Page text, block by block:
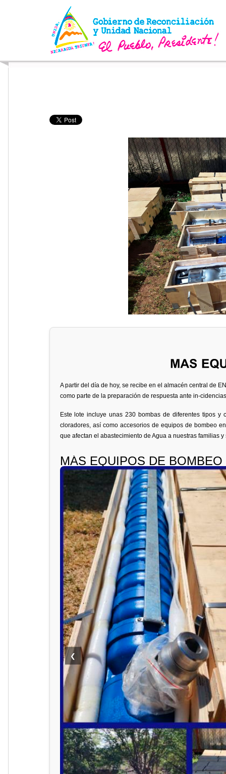
A partir del día de hoy, se recibe en el almacén central de
como parte de la preparación de respuesta ante in-
Este lote incluye unas 230 bombas de diferentes tipos y
cloradores, así como accesorios de equipos de bombeo
que afectan el abastecimiento de Agua a nuestras familias
❮
MÁS EQUIPOS DE BOMBEO